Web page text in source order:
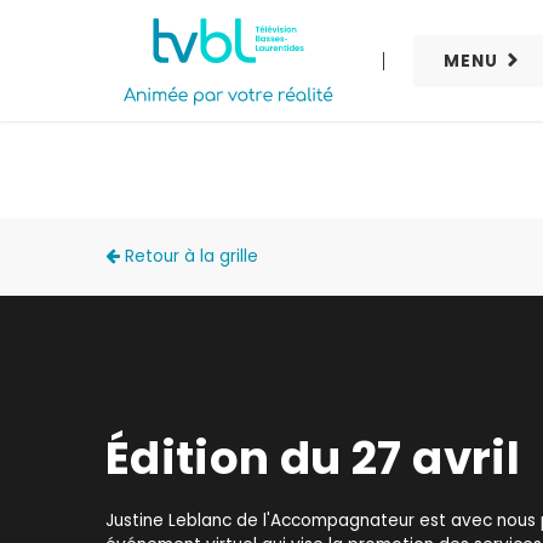
MENU
Retour à la grille
Édition du 27 avril
Justine Leblanc de l'Accompagnateur est avec